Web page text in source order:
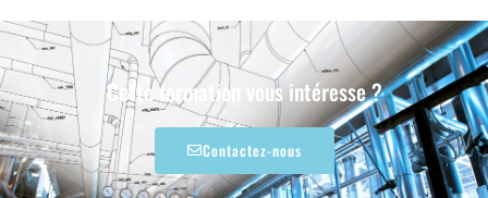
Cette formation vous intéresse ?
Contactez-nous